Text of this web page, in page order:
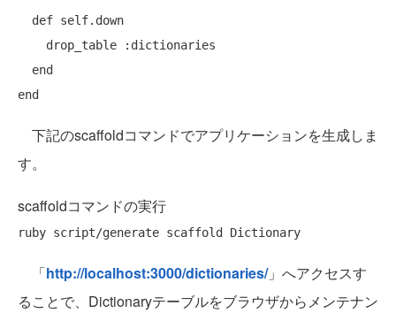
def self.down
end
end
下記のscaffoldコマンドでアプリケーションを生成しま
す。
scaffoldコマンドの実行
「http://localhost:3000/dictionaries/」へアクセスす
ることで、Dictionaryテーブルをブラウザからメンテナン